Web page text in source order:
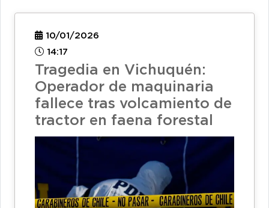
10/01/2026
14:17
Tragedia en Vichuquén:
Operador de maquinaria
fallece tras volcamiento de
tractor en faena forestal